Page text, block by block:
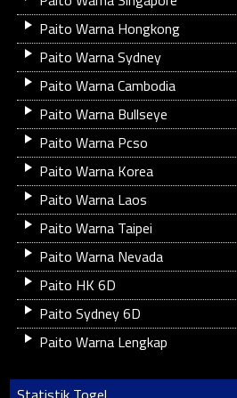
Paito Warna Hongkong
Paito Warna Sydney
Paito Warna Cambodia
Paito Warna Bullseye
Paito Warna Pcso
Paito Warna Korea
Paito Warna Laos
Paito Warna Taipei
Paito Warna Nevada
Paito HK 6D
Paito Sydney 6D
Paito Warna Lengkap